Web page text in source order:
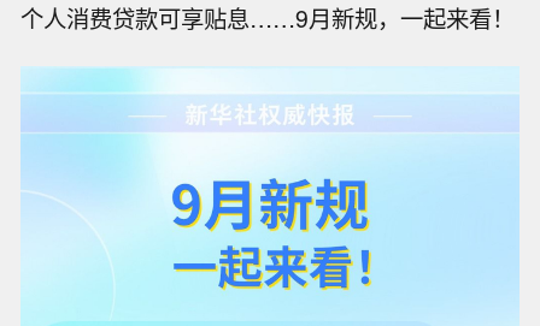
个人消费贷款可享贴息……9月新规，一起来看！